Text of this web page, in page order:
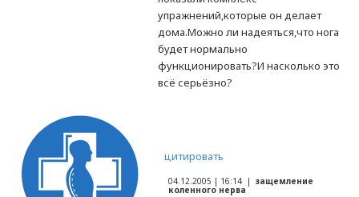
упражнений,которые он делает
дома.Можно ли надеяться,что нога
будет нормально
функционировать?И насколько это
всё серьёзно?
цитировать
04.12.2005 | 16:14 | защемление
коленного нерва